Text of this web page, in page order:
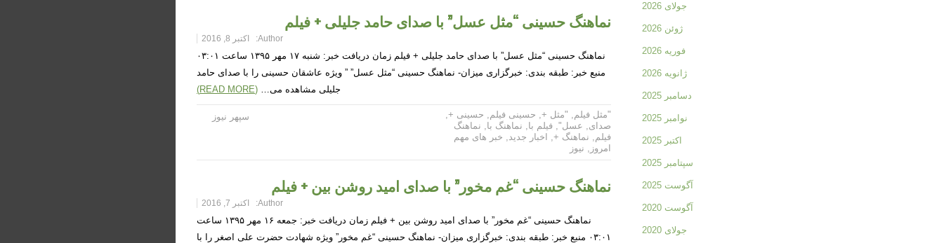
نماهنگ حسینی “مثل عسل” با صدای حامد جلیلی + فیلم
Author: اکتبر 8, 2016
نماهنگ حسینی “مثل عسل” با صدای حامد جلیلی + فیلم زمان دریافت خبر: شنبه ۱۷ مهر ۱۳۹۵ ساعت ۰۳:۰۱
منبع خبر: طبقه بندی: خبرگزاری میزان- نماهنگ حسینی “مثل عسل” ” ویژه عاشقان حسینی را با صدای حامد
جلیلی مشاهده می… (READ MORE)
سپهر نیوز "مثل فیلم, "مثل +, حسینی فیلم, حسینی +,
صدای, عسل", فیلم با, نماهنگ با, نماهنگ
فیلم, نماهنگ +, اخبار جدید, خبر های مهم
امروز , نیوز
نماهنگ حسینی “غم مخور” با صدای امید روشن بین + فیلم
Author: اکتبر 7, 2016
نماهنگ حسینی “غم مخور” با صدای امید روشن بین + فیلم زمان دریافت خبر: جمعه ۱۶ مهر ۱۳۹۵ ساعت
۰۳:۰۱ منبع خبر: طبقه بندی: خبرگزاری میزان- نماهنگ حسینی “غم مخور” ویژه شهادت حضرت علی اصغر را با
جولای 2026
ژوئن 2026
فوریه 2026
ژانویه 2026
دسامبر 2025
نوامبر 2025
اکتبر 2025
سپتامبر 2025
آگوست 2025
آگوست 2020
جولای 2020